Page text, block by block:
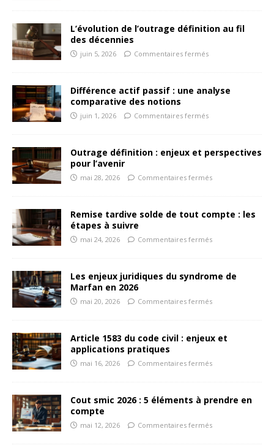
L’évolution de l’outrage définition au fil
des décennies
juin 5, 2026 Commentaires fermés
Différence actif passif : une analyse
comparative des notions
juin 1, 2026 Commentaires fermés
Outrage définition : enjeux et perspectives
pour l’avenir
mai 28, 2026 Commentaires fermés
Remise tardive solde de tout compte : les
étapes à suivre
mai 24, 2026 Commentaires fermés
Les enjeux juridiques du syndrome de
Marfan en 2026
mai 20, 2026 Commentaires fermés
Article 1583 du code civil : enjeux et
applications pratiques
mai 16, 2026 Commentaires fermés
Cout smic 2026 : 5 éléments à prendre en
compte
mai 12, 2026 Commentaires fermés